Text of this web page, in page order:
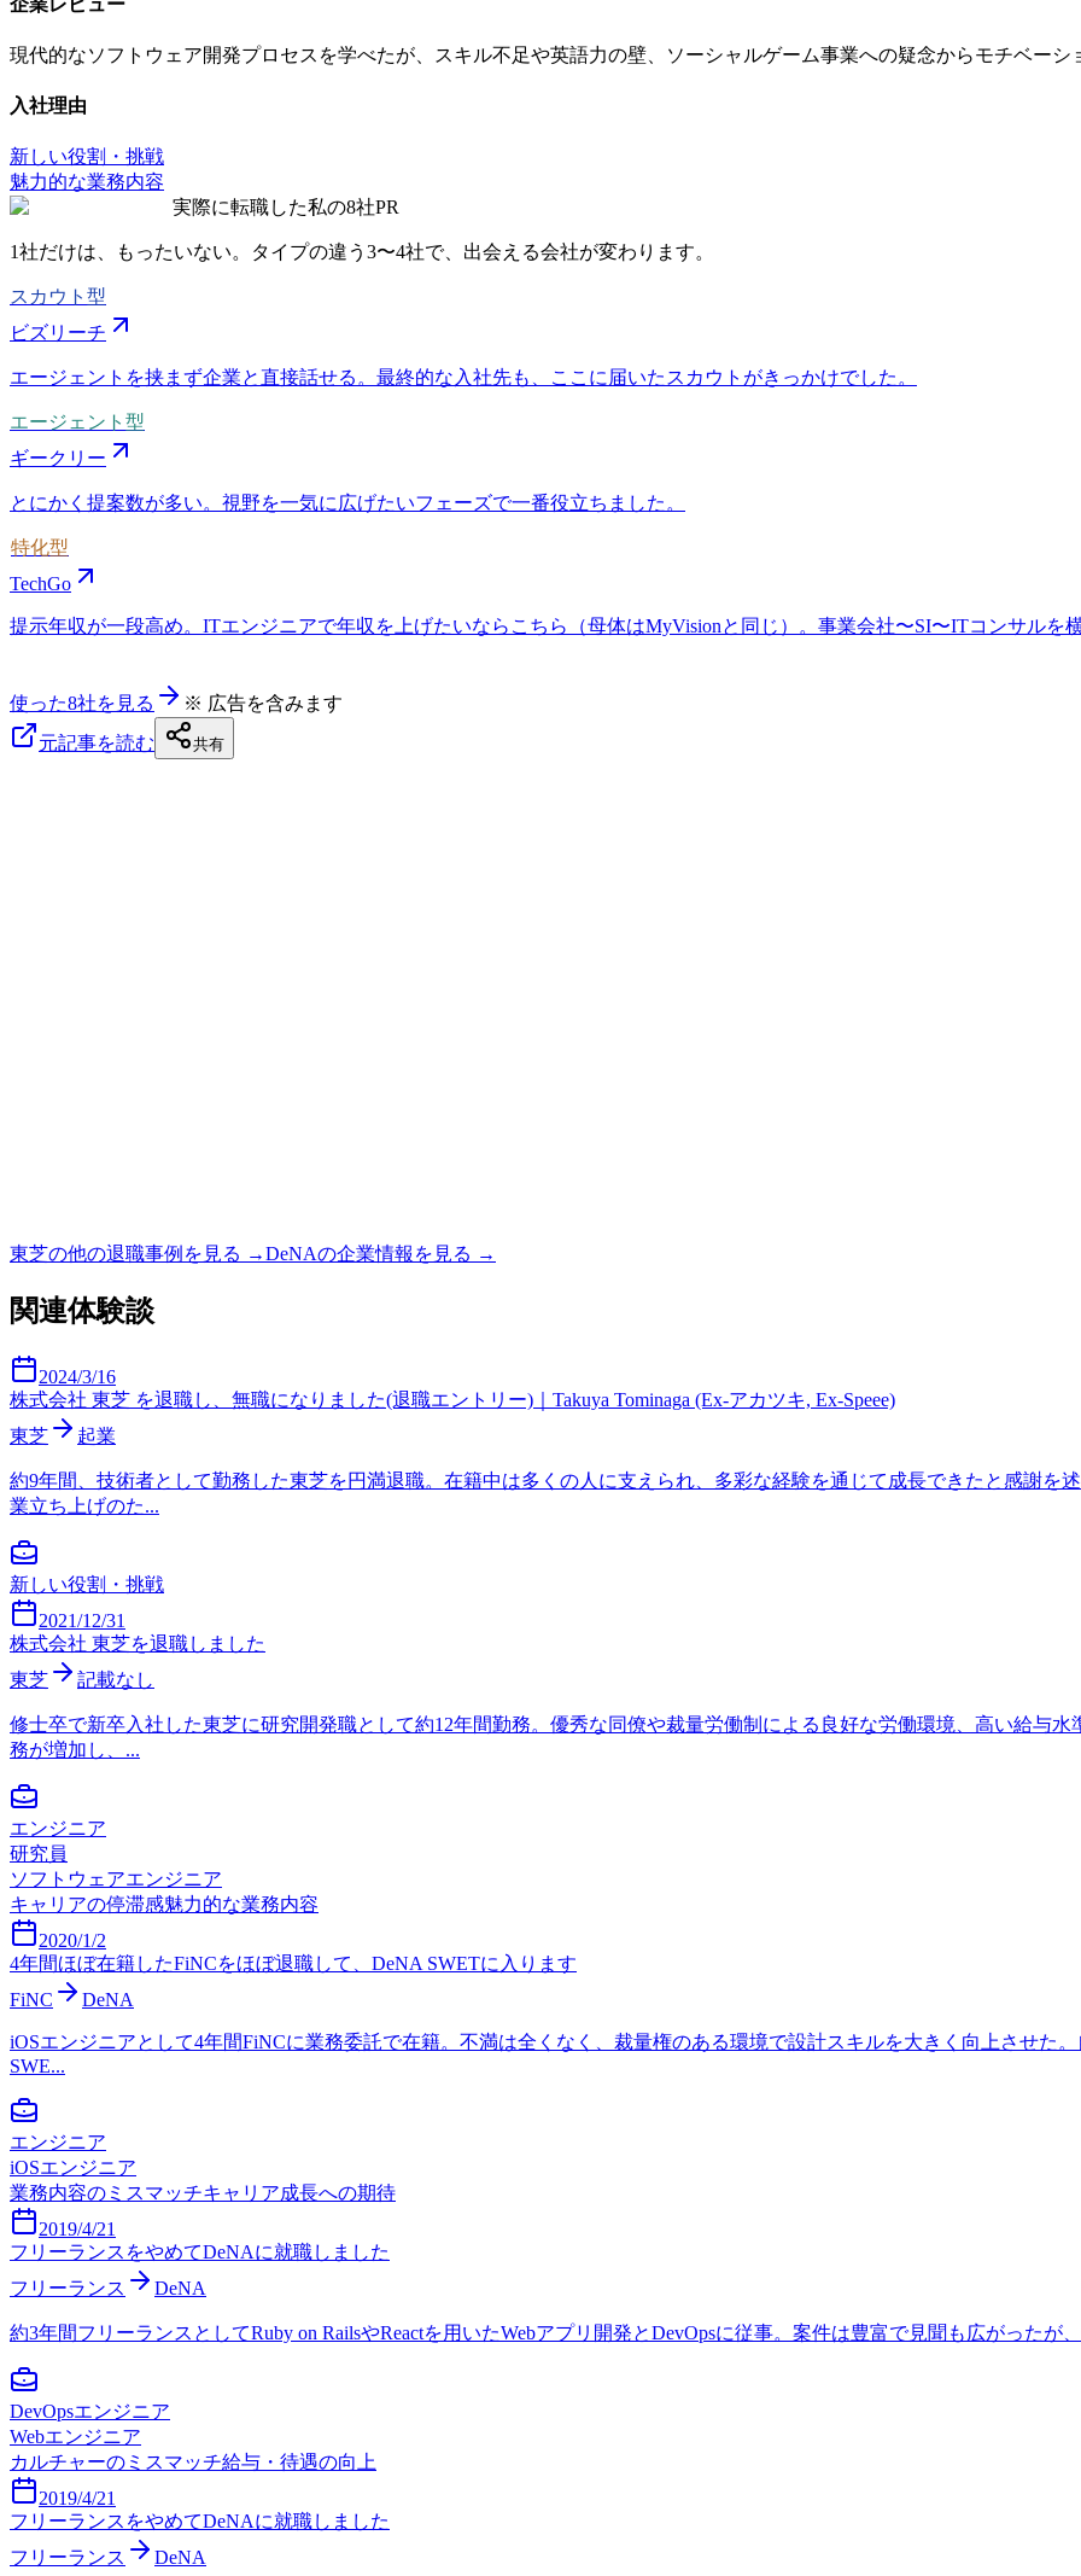
現代的なソフトウェア開発プロセスを学べたが、スキル不足や英語力の壁、ソーシャルゲーム事業への疑念からモチベーシ
入社理由
新しい役割・挑戦
魅力的な業務内容
実際に転職した私の8社PR
1社だけは、もったいない。タイプの違う 3〜4社で、出会える会社が変わります。
スカウト型
ビズリーチ
エージェントを挟まず企業と直接話せる。最終的な入社先も、ここに届いたスカウトがきっかけでした。
エージェント型
ギークリー
とにかく提案数が多い。視野を一気に広げたいフェーズで一番役立ちました。
特化型
TechGo
提示年収が一段高め。ITエンジニアで年収を上げたいならこちら（母体はMyVisionと同じ）。事業会社〜SI〜ITコンサルを横
使った8社を見る
※ 広告を含みます
元記事を読む
共有
東芝の他の退職事例を見る →DeNAの企業情報を見る →
関連体験談
2024/3/16
株式会社 東芝 を退職し、無職になりました(退職エントリー)｜Takuya Tominaga (Ex-アカツキ, Ex-Speee)
東芝
起業
約9年間、技術者として勤務した東芝を円満退職。在籍中は多くの人に支えられ、多彩な経験を通じて成長できたと感謝を
業立ち上げのた...
新しい役割・挑戦
2021/12/31
株式会社 東芝を退職しました
東芝
記載なし
修士卒で新卒入社した東芝に研究開発職として約12年間勤務。優秀な同僚や裁量労働制による良好な労働環境、高い給与
務が増加し、...
エンジニア
研究員
ソフトウェアエンジニア
キャリアの停滞感魅力的な業務内容
2020/1/2
4年間ほぼ在籍したFiNCをほぼ退職して、DeNA SWETに入ります
FiNC
DeNA
iOSエンジニアとして4年間FiNCに業務委託で在籍。不満は全くなく、裁量権のある環境で設計スキルを大きく向上させた
SWE...
エンジニア
iOSエンジニア
業務内容のミスマッチキャリア成長への期待
2019/4/21
フリーランスをやめてDeNAに就職しました
フリーランス
DeNA
約3年間フリーランスとしてRuby on RailsやReactを用いたWebアプリ開発とDevOpsに従事。案件は豊富で見聞も広がった
DevOpsエンジニア
Webエンジニア
カルチャーのミスマッチ給与・待遇の向上
2019/4/21
フリーランスをやめてDeNAに就職しました
フリーランス
DeNA